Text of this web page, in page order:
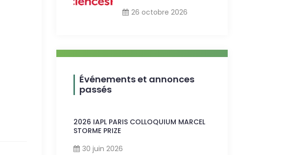
26 octobre 2026
Événements et annonces
passés
2026 IAPL PARIS COLLOQUIUM MARCEL
STORME PRIZE
30 juin 2026